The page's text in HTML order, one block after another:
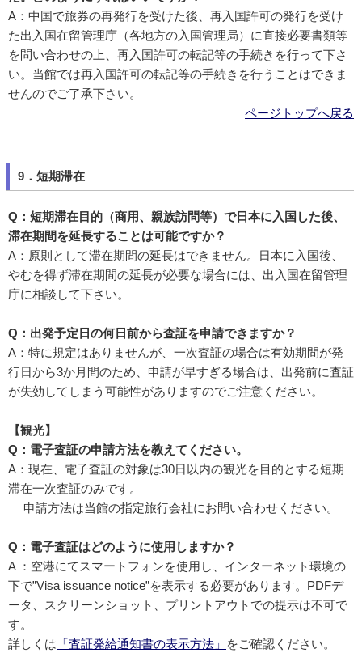
A：中国で旅券の再発行を受けた後、再入国許可の発行を受け
た出入国在留管理庁（各地方の入国管理局）に直接必要書類等
を問い合わせの上、再入国許可の転記等の手続きを行って下さ
い。当館では再入国許可の転記等の手続きを行うことはできま
せんのでご了承下さい。
ページトップへ戻る
9．短期滞在
Q：短期滞在目的（商用、親族訪問等）で日本に入国した後、
滞在期間を延長することは可能ですか？
A：原則として滞在期間の延長はできません。日本に入国後、
やむを得ず滞在期間の延長が必要な場合には、出入国在留管理
庁に相談して下さい。
Q：出発予定日の何日前から査証を申請できますか？
A：特に規定はありませんが、一次査証の場合は有効期間が発
行日から3か月間のため、申請が早すぎる場合は、出発前に査証
が失効してしまう可能性がありますのでご注意ください。
【観光】
Q：電子査証の申請方法を教えてください。
A：現在、電子査証の対象は30日以内の観光を目的とする短期
滞在一次査証のみです。
申請方法は当館の指定旅行会社にお問い合わせください。
Q：電子査証はどのように使用しますか？
A ：空港にてスマートフォンを使用し、インターネット環境の
下で”Visa issuance notice”を表示する必要があります。PDFデ
ータ、スクリーンショット、プリントアウトでの提示は不可で
す。
詳しくは 「査証発給通知書の表示方法」 をご確認ください。